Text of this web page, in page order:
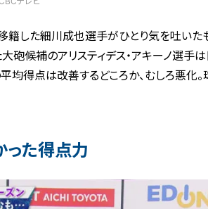
籍した細川成也選手がひとり気を吐いた
砲候補のアリスティデス・アキーノ選手
平均得点は改善するどころか、むしろ悪化
った得点力